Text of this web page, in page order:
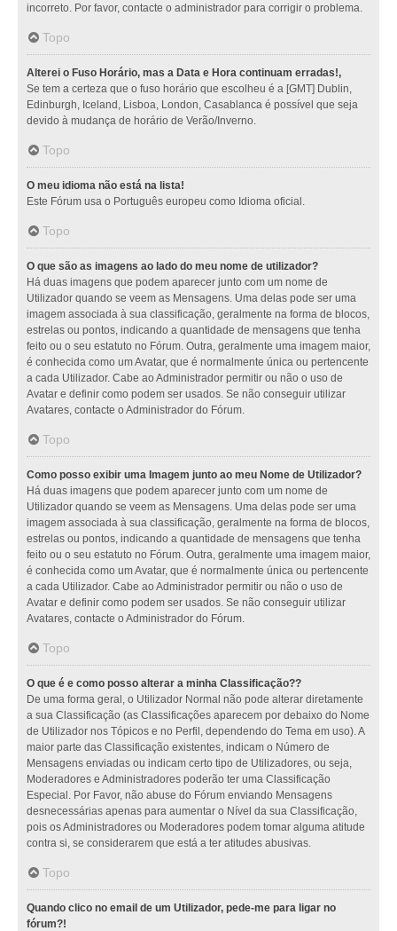
incorreto. Por favor, contacte o administrador para corrigir o problema.
Topo
Alterei o Fuso Horário, mas a Data e Hora continuam erradas!,
Se tem a certeza que o fuso horário que escolheu é a [GMT] Dublin,
Edinburgh, Iceland, Lisboa, London, Casablanca é possível que seja
devido à mudança de horário de Verão/Inverno.
Topo
O meu idioma não está na lista!
Este Fórum usa o Português europeu como Idioma oficial.
Topo
O que são as imagens ao lado do meu nome de utilizador?
Há duas imagens que podem aparecer junto com um nome de
Utilizador quando se veem as Mensagens. Uma delas pode ser uma
imagem associada à sua classificação, geralmente na forma de blocos,
estrelas ou pontos, indicando a quantidade de mensagens que tenha
feito ou o seu estatuto no Fórum. Outra, geralmente uma imagem maior,
é conhecida como um Avatar, que é normalmente única ou pertencente
a cada Utilizador. Cabe ao Administrador permitir ou não o uso de
Avatar e definir como podem ser usados. Se não conseguir utilizar
Avatares, contacte o Administrador do Fórum.
Topo
Como posso exibir uma Imagem junto ao meu Nome de Utilizador?
Há duas imagens que podem aparecer junto com um nome de
Utilizador quando se veem as Mensagens. Uma delas pode ser uma
imagem associada à sua classificação, geralmente na forma de blocos,
estrelas ou pontos, indicando a quantidade de mensagens que tenha
feito ou o seu estatuto no Fórum. Outra, geralmente uma imagem maior,
é conhecida como um Avatar, que é normalmente única ou pertencente
a cada Utilizador. Cabe ao Administrador permitir ou não o uso de
Avatar e definir como podem ser usados. Se não conseguir utilizar
Avatares, contacte o Administrador do Fórum.
Topo
O que é e como posso alterar a minha Classificação??
De uma forma geral, o Utilizador Normal não pode alterar diretamente
a sua Classificação (as Classificações aparecem por debaixo do Nome
de Utilizador nos Tópicos e no Perfil, dependendo do Tema em uso). A
maior parte das Classificação existentes, indicam o Número de
Mensagens enviadas ou indicam certo tipo de Utilizadores, ou seja,
Moderadores e Administradores poderão ter uma Classificação
Especial. Por Favor, não abuse do Fórum enviando Mensagens
desnecessárias apenas para aumentar o Nível da sua Classificação,
pois os Administradores ou Moderadores podem tomar alguma atitude
contra si, se considerarem que está a ter atitudes abusivas.
Topo
Quando clico no email de um Utilizador, pede-me para ligar no
fórum?!